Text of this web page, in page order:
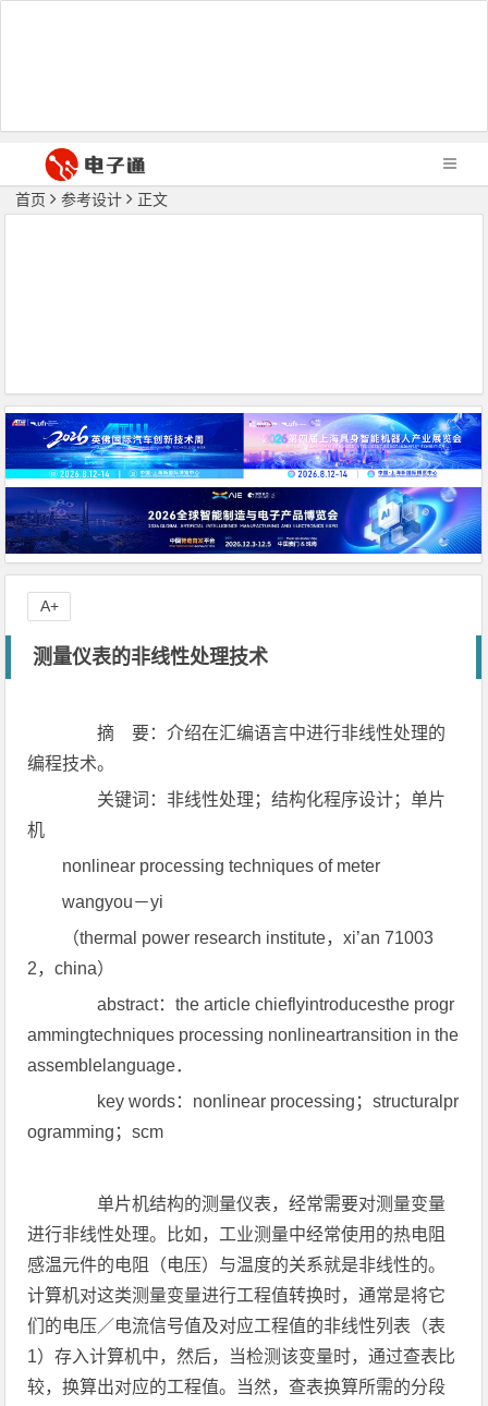
首页 参考设计 正文
测量仪表的非线性处理技术
摘 要：介绍在汇编语言中进行非线性处理的
编程技术。
关键词：非线性处理；结构化程序设计；单片
机
nonlinear processing techniques of meter
wangyou－yi
（thermal power research institute，xi’an 71003
2，china）
abstract：the article chieflyintroducesthe progr
ammingtechniques processing nonlineartransition in the
assemblelanguage．
key words：nonlinear processing；structuralpr
ogramming；scm
单片机结构的测量仪表，经常需要对测量变量
进行非线性处理。比如，工业测量中经常使用的热电阻
感温元件的电阻（电压）与温度的关系就是非线性的。
计算机对这类测量变量进行工程值转换时，通常是将它
们的电压／电流信号值及对应工程值的非线性列表（表
1）存入计算机中，然后，当检测该变量时，通过查表比
较，换算出对应的工程值。当然，查表换算所需的分段
A+